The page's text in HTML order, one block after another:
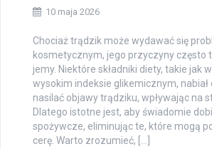
10 maja 2026
Chociaż trądzik może wydawać się
kosmetycznym, jego przyczyny często
jemy. Niektóre składniki diety, takie jak
wysokim indeksie glikemicznym, nabiał
nasilać objawy trądziku, wpływając na
Dlatego istotne jest, aby świadomie
spożywcze, eliminując te, które mogą
cerę. Warto zrozumieć, […]